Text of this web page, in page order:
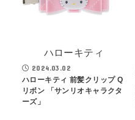
ハローキティ
2024.03.02
ハローキティ 前髪クリップ Q
リボン 「サンリオキャラクタ
ーズ」